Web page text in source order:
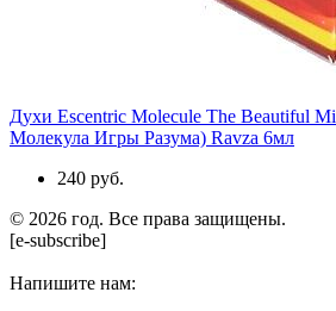
Духи Escentric Molecule The Beautiful
Молекула Игры Разума) Ravza 6мл
240 руб.
© 2026 год. Все права защищены.
[e-subscribe]
Напишите нам: